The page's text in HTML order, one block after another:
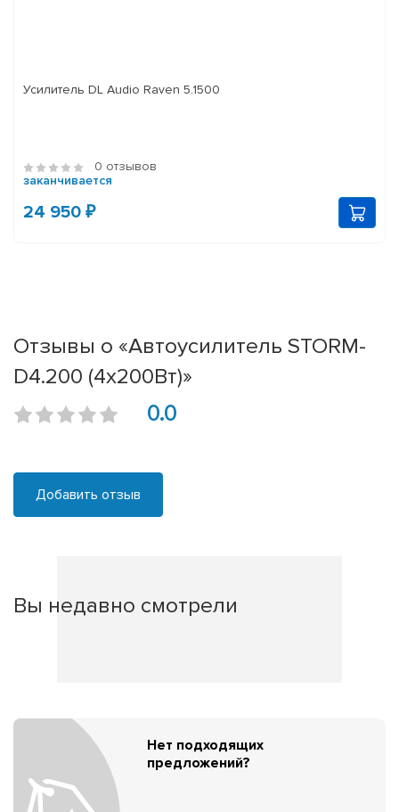
Усилитель DL Audio Raven 5.1500
0 отзывов
заканчивается
24 950 ₽
Отзывы о «Автоусилитель STORM-
D4.200 (4x200Вт)»
0.0
Добавить отзыв
Вы недавно смотрели
Нет подходящих
предложений?